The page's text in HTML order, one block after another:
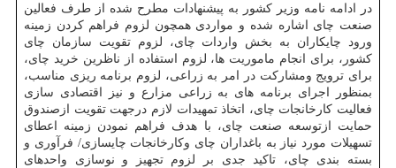
در ادامه نامه وزیر کشور به پیشنهادات مطرح شده از طرف فعالین
صنعت چای اشاره شده و مواردی همچون لزوم فراهم کردن زمینه
ورود چایکاران به بخش واردات چای، لزوم تقویت سازمان چای
کشور، برای انجام ماموریت ها، لزوم استفاده از ناظرین خرید چای،
برای ترویج ومشارکت در امر به زراعی، لزوم برنامه ریزی مناسب،
بمنظور اجرای برنامه های به زراعی مزارع و نیز اقتصادی سازی
فعالیت کارخانجات چای، اتخاذ تمهیدات لازم درجهت تقویت ازصندوق
حمایت ازتوسعه صنعت چای، با هدف فراهم نمودن زمینه اعطای
تسهیلات مورد نیاز به باغداران چای وکارخانجات چایسازی/ فرآوری و
بسته بندی چای، تاکید جدی بر لزوم تجهیز و نوسازی واحدهای